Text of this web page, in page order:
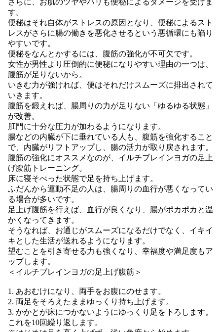
さらに、お肌のツヤやハリも便秘によるダメージを受けま
す。
便秘はそれ自体がストレスの原因となり、便秘によるスト
レスがさらに腸の働きを悪化させるという悪循環にも陥り
やすいです。
便秘をなんとかするには、腹筋の強化が不可欠です。
女性が男性より圧倒的に便秘になりやすい理由の一つは、
腹筋が足りないから。
いきむ力が強ければ、便はそれだけスムーズに排出されて
いきます。
腹筋を鍛えれば、腸周りの力が足りない「ゆるゆる状態」
が改善。
肛門に十分な圧力が加わるようになります。
腸などの内臓が下に垂れている人も、腹筋を強化すること
で、内臓がリフトアップし、腸の活力が取り戻されます。
腹筋の強化にオススメなのが、イルチブレインヨガの足上
げ腹筋トレーニング。
床に寝そべった状態で足を持ち上げます。
ふだんから運動不足の人は、腸周りの血行が悪くなってい
る場合が多いです。
足上げ腹筋を行えば、血行が良くなり、腸がポカポカと温
かくなってきます。
そうなれば、お通じがスムーズになるだけでなく、イキイ
キとした生活が送れるようになります。
望むことを引き寄せる力も強くなり、幸福度や満足度もア
ップします。
＜イルチブレインヨガの足上げ腹筋＞
1. あおむけになり、両手をお腹にのせます。
2. 両足をそろえたままゆっくり持ち上げます。
3. かかとが床につかないようにゆっくり足を下ろします。
これを10回繰り返します。